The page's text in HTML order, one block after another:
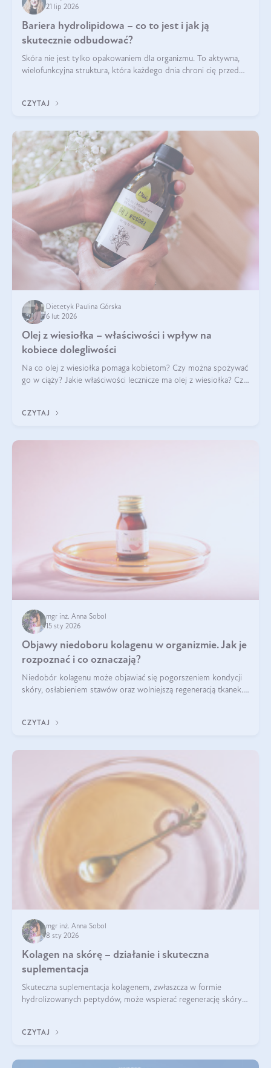
21 lip 2026
Bariera hydrolipidowa – co to jest i jak ją
skutecznie odbudować?
Skóra nie jest tylko opakowaniem dla organizmu. To aktywna,
wielofunkcyjna struktura, która każdego dnia chroni cię przed
bariera hydrolipidowa.
CZYTAJ
Dietetyk Paulina Górska
6 lut 2026
Olej z wiesiołka – właściwości i wpływ na
kobiece dolegliwości
Na co olej z wiesiołka pomaga kobietom? Czy można spożywać
go w ciąży? Jakie właściwości lecznicze ma olej z wiesiołka? Czy
CZYTAJ
mgr inż. Anna Sobol
15 sty 2026
Objawy niedoboru kolagenu w organizmie. Jak je
rozpoznać i co oznaczają?
Niedobór kolagenu może objawiać się pogorszeniem kondycji
skóry, osłabieniem stawów oraz wolniejszą regeneracją tkanek.
osłabienie włosów.
CZYTAJ
mgr inż. Anna Sobol
8 sty 2026
Kolagen na skórę – działanie i skuteczna
suplementacja
Skuteczna suplementacja kolagenem, zwłaszcza w formie
hydrolizowanych peptydów, może wspierać regenerację skóry i
CZYTAJ